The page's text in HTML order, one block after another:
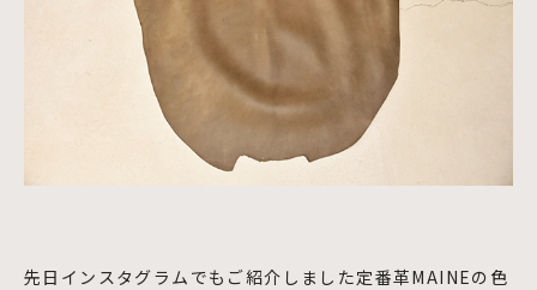
先日インスタグラムでもご紹介しました定番革MAINEの色